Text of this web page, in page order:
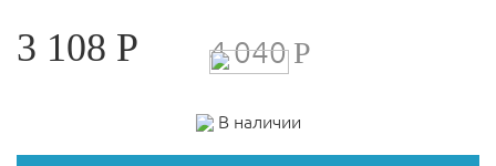
из 5
3 108 Р 4 040Р
В наличии